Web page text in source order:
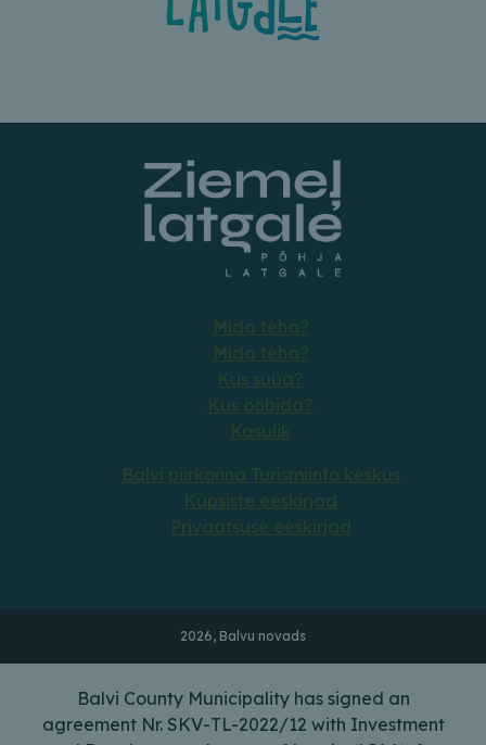
Mida teha?
Mida teha?
Kus ööbida?
Kasulik
Balvi piirkonna Turismiinfo keskus
Küpsiste eeskirjad
Privaatsuse eeskirjad
2026, Balvu novads
Balvi County Municipality has signed an
agreement Nr. SKV-TL-2022/12 with Investment